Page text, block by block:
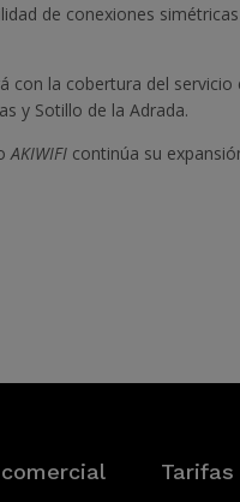
de conexiones
con la cobertura del
y Sotillo de la Adrada.
AKIWIFI continúa su